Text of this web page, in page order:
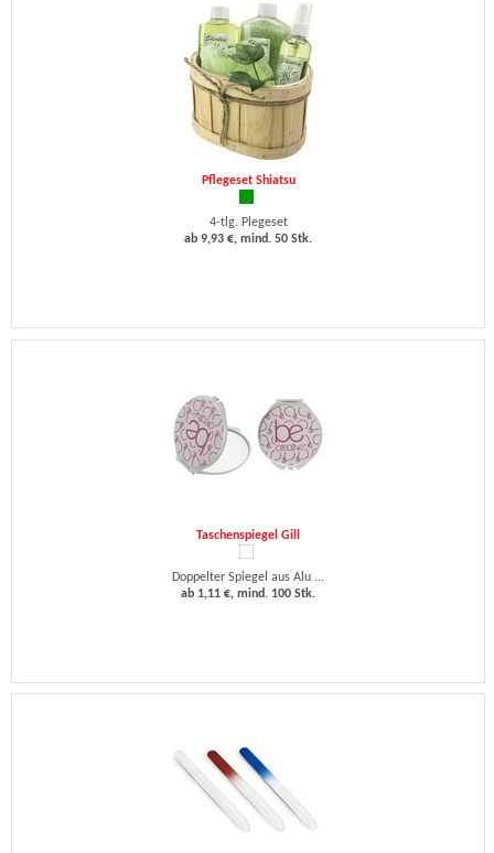
Pflegeset Shiatsu
4-tlg. Plegeset
ab 9,93 €, mind. 50 Stk.
Taschenspiegel Gill
Doppelter Spiegel aus Alu ...
ab 1,11 €, mind. 100 Stk.